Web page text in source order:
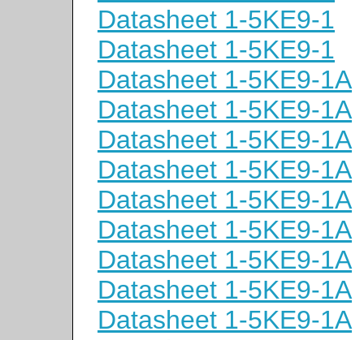
Datasheet 1-5KE9-1
Datasheet 1-5KE9-1
Datasheet 1-5KE9-1A
Datasheet 1-5KE9-1A
Datasheet 1-5KE9-1A
Datasheet 1-5KE9-1A
Datasheet 1-5KE9-1A
Datasheet 1-5KE9-1A
Datasheet 1-5KE9-1A
Datasheet 1-5KE9-1A
Datasheet 1-5KE9-1A